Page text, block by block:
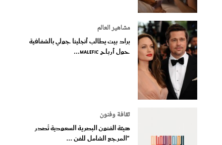
مشاهير العالم
براد بيت يطالب أنجلينا جولي بالشفافية
حول أرباح Malefic...
ثقافة وفنون
هيئة الفنون البصرية السعودية تُصدر
"المرجع الشامل للفن ...